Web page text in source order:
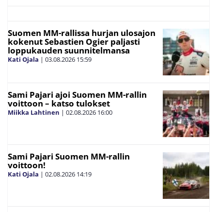
Suomen MM-rallissa hurjan ulosajon
kokenut Sebastien Ogier paljasti
loppukauden suunnitelmansa
Kati Ojala | 03.08.2026 15:59
Sami Pajari ajoi Suomen MM-rallin
voittoon – katso tulokset
Miikka Lahtinen | 02.08.2026 16:00
Sami Pajari Suomen MM-rallin
voittoon!
Kati Ojala | 02.08.2026 14:19